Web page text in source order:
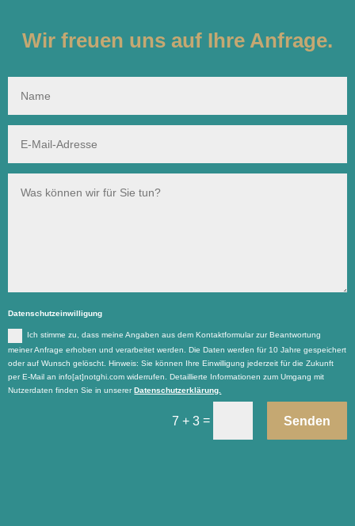
Wir freuen uns auf Ihre Anfrage.
Datenschutzeinwilligung
Ich stimme zu, dass meine Angaben aus dem Kontaktformular zur Beantwortung
meiner Anfrage erhoben und verarbeitet werden. Die Daten werden für 10 Jahre gespeichert
oder auf Wunsch gelöscht. Hinweis: Sie können Ihre Einwilligung jederzeit für die Zukunft
per E-Mail an info[at]notghi.com widerrufen. Detaillierte Informationen zum Umgang mit
Nutzerdaten finden Sie in unsererDatenschutzerklärung.
7 + 3 = Senden